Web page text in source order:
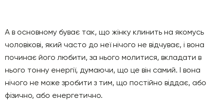
А в основному буває так, що жінку клинить на якомусь
чоловікові, який часто до неї нічого не відчуває, і вона
починає його любити, за нього молитися, вкладати в
нього тонну енергії, думаючи, що це він самий. І вона
нічого не може зробити з тим, що постійно віддає, або
фізично, або енергетично.